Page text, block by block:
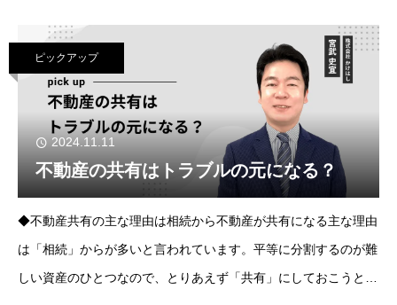
法人に売却する場合は、早く
ピックアップ
2024.11.11
不動産の共有はトラブルの元になる？
◆不動産共有の主な理由は相続から不動産が共有になる主な理由
は「相続」からが多いと言われています。平等に分割するのが難
しい資産のひとつなので、とりあえず「共有」にしておこうと考